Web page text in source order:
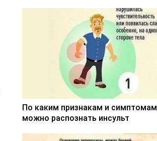
По каким признакам и симптомам
можно распознать инсульт